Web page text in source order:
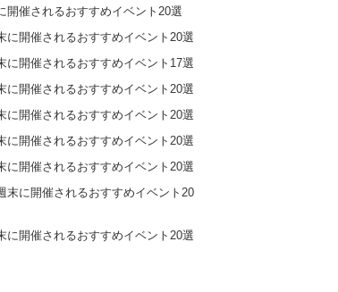
開催されるおすすめイベント20選
に開催されるおすすめイベント20選
に開催されるおすすめイベント17選
に開催されるおすすめイベント20選
に開催されるおすすめイベント20選
に開催されるおすすめイベント20選
に開催されるおすすめイベント20選
末に開催されるおすすめイベント20
に開催されるおすすめイベント20選